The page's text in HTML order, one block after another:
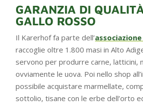
GARANZIA DI
GALLO ROSSO
Il Karerhof fa parte dell’
raccoglie oltre 1.800 masi in Alto
servono per produrre carne, latticini,
ovviamente le uova. Poi nello shop
possibile acquistare marmellate,
sottolio, tisane con le erbe dell’orto